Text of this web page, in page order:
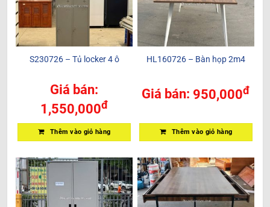
S230726 – Tủ locker 4 ô
Giá bán:
1,550,000đ
Thêm vào giỏ hàng
HL160726 – Bàn họp 2m4
Giá bán: 950,000đ
Thêm vào giỏ hàng